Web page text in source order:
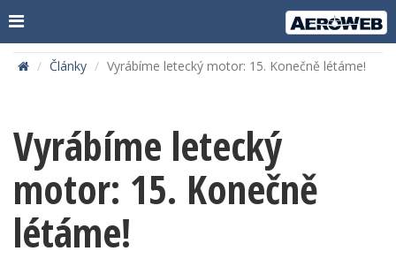
Články Vyrábíme letecký motor: 15. Konečně létáme!
Vyrábíme letecký
motor: 15. Konečně
létáme!